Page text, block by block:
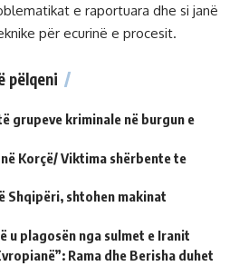
e raportuara dhe si janë
për ecurinë e procesit.
pëlqeni
grupeve kriminale në burgun e
Korçë/ Viktima shërbente te
Shqipëri, shtohen makinat
u plagosën nga sulmet e Iranit
Rama dhe Berisha duhet